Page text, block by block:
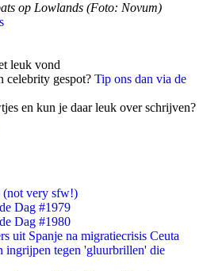
op Lowlands (Foto: Novum)
leuk vond
celebrity gespot? Tip ons dan via de
en kun je daar leuk over schrijven?
very sfw!)
Dag #1979
Dag #1980
uit Spanje na migratiecrisis Ceuta
tegen 'gluurbrillen' die